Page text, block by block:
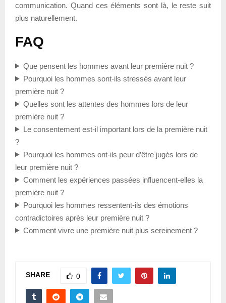
communication. Quand ces éléments sont là, le reste suit
plus naturellement.
FAQ
Que pensent les hommes avant leur première nuit ?
Pourquoi les hommes sont-ils stressés avant leur
première nuit ?
Quelles sont les attentes des hommes lors de leur
première nuit ?
Le consentement est-il important lors de la première nuit
?
Pourquoi les hommes ont-ils peur d’être jugés lors de
leur première nuit ?
Comment les expériences passées influencent-elles la
première nuit ?
Pourquoi les hommes ressentent-ils des émotions
contradictoires après leur première nuit ?
Comment vivre une première nuit plus sereinement ?
SHARE 0